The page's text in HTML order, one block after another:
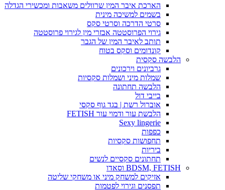
הארכת איבר המין שרוולים משאבות ומכשירי הגדלה
בשמים למשיכה מינית
סרטי הדרכה וסרטי סקס
גירוי הפרוסטטה אבזרי מין לגירוי פרוסטטה
תותב לאיבר המין של הגבר
קונדומים וסקס בטוח
הלבשה סקסית
גרביונים וירכונים
שמלות מיני ושמלות סקסיות
הלבשה תחתונה
בייבי דול
אוברול רשת | בגד גוף סקסי
הלבשת עור ודמוי עור FETISH
Sexy lingerie
כפפות
תחפושות סקסיות
ביריות
תחתונים סקסיים לנשים
BDSM, FETISH וסאדו
אזיקים למשחק מיני או משחקי שליטה
תפסנים וגירוי לפטמות